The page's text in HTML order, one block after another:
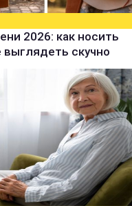
2026: как носить
выглядеть скучно